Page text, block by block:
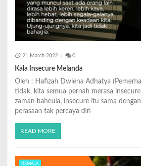
21 March 2022 0
Kala Insecure Melanda
Oleh : Hafizah Dwiena Adhatya
tidak, kita semua pernah merasa
zaman baheula, insecure itu sama
perasaan tak percaya diri
READ MORE
REMAJA